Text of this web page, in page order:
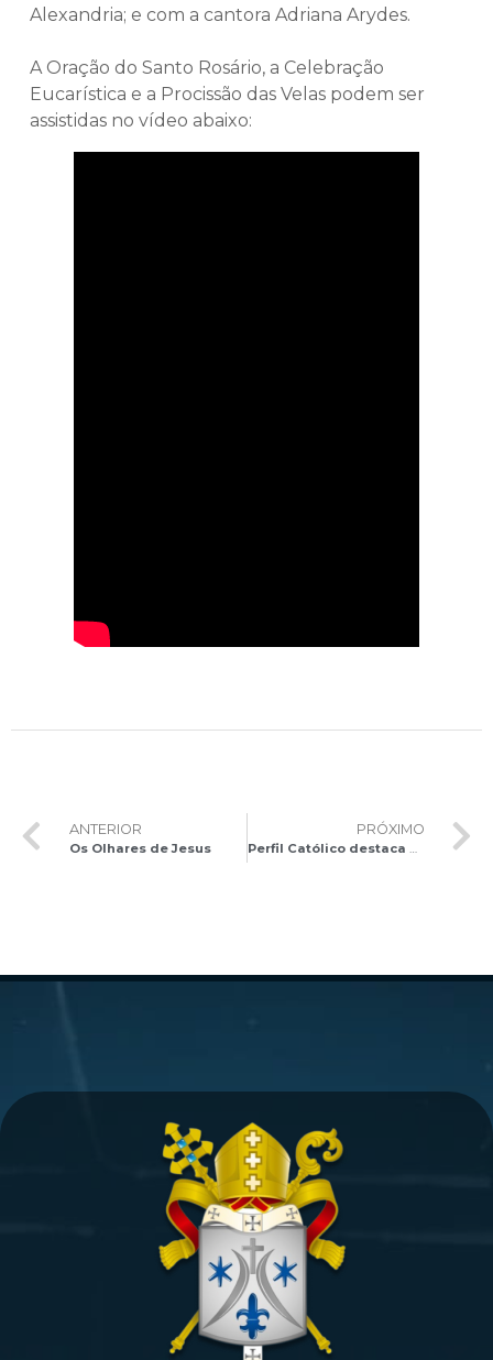
Alexandria; e com a cantora Adriana Arydes.
A Oração do Santo Rosário, a Celebração
Eucarística e a Procissão das Velas podem ser
assistidas no vídeo abaixo:
ANTERIOR
Os Olhares de Jesus
PRÓXIMO
Perfil Católico destaca o Mês Missionário com grande mobilização na Arquidiocese de Brasília